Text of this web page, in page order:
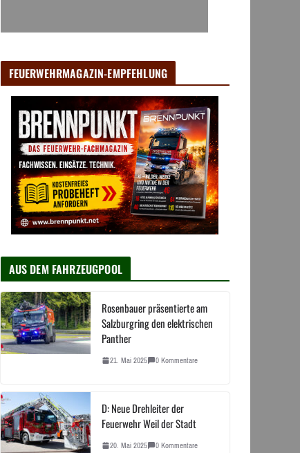
FEUERWEHRMAGAZIN-EMPFEHLUNG
AUS DEM FAHRZEUGPOOL
Rosenbauer präsentierte am
Salzburgring den elektrischen
Panther
21. Mai 2025 0 Kommentare
D: Neue Drehleiter der
Feuerwehr Weil der Stadt
20. Mai 2025 0 Kommentare